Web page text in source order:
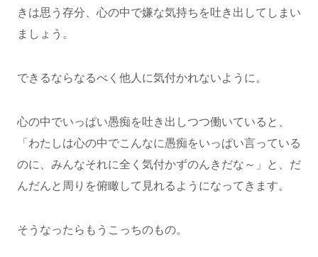
きは思う存分、心の中で嫌な気持ちを吐き出してしまい
ましょう。
できるならなるべく他人に気付かれないように。
心の中でいっぱい愚痴を吐き出しつつ働いていると、
「わたしは心の中でこんなに愚痴をいっぱい言っている
のに、みんなそれに全く気付かずのんきだな～」と、だ
んだんと周りを俯瞰して見れるようになってきます。
そうなったらもうこっちのもの。